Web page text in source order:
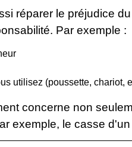
réparer le préjudice
Par exemple :
utilisez (poussette, chariot,
concerne non
exemple, le casse